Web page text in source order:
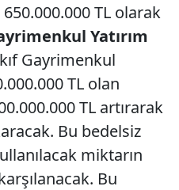
TL olarak
Yatırım
Gayrimenkul
TL olan
TL artırarak
Bu bedelsiz
miktarın
Bu